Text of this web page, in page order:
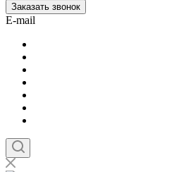
Заказать звонок
E-mail